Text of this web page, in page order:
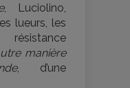
, Luciolino,
lueurs, les
manière
, d’une